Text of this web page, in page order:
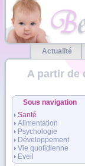
Actualité
A partir de
Sous navigation
Santé
Alimentation
Psychologie
Développement
Vie quotidienne
Eveil